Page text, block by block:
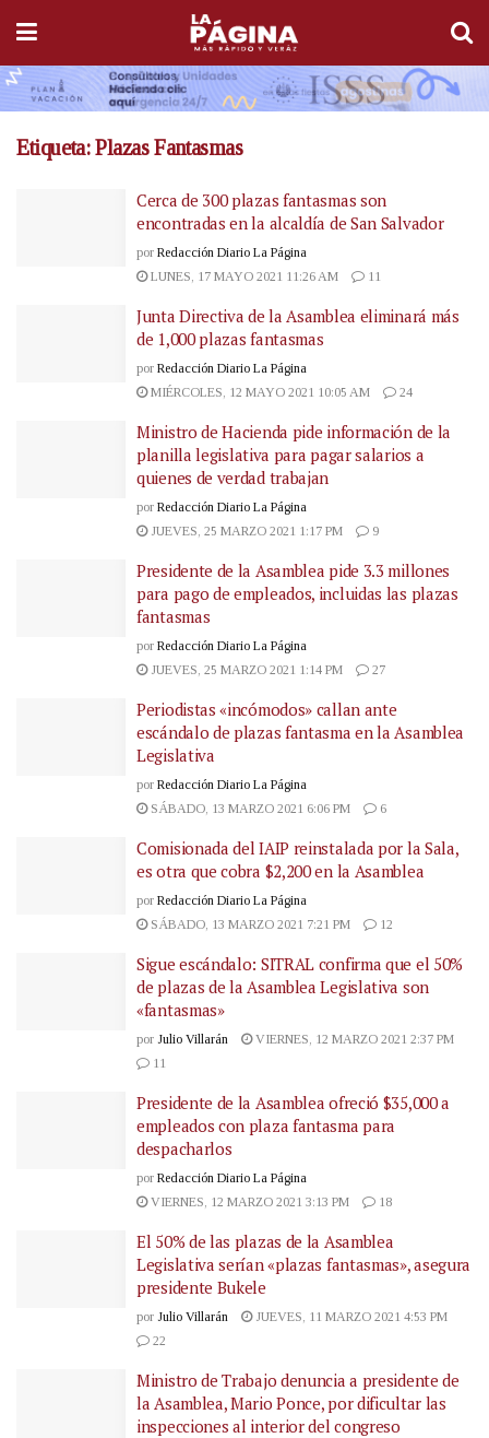
Etiqueta:Plazas Fantasmas
Cerca de 300 plazas fantasmas son
encontradas en la alcaldía de San Salvador
por Redacción Diario La Página
LUNES, 17 MAYO 2021 11:26 AM
11
Junta Directiva de la Asamblea eliminará más
de 1,000 plazas fantasmas
por Redacción Diario La Página
MIÉRCOLES, 12 MAYO 2021 10:05 AM
24
Ministro de Hacienda pide información de la
planilla legislativa para pagar salarios a
quienes de verdad trabajan
por Redacción Diario La Página
JUEVES, 25 MARZO 2021 1:17 PM
9
Presidente de la Asamblea pide 3.3 millones
para pago de empleados, incluidas las plazas
fantasmas
por Redacción Diario La Página
JUEVES, 25 MARZO 2021 1:14 PM
27
Periodistas «incómodos» callan ante
escándalo de plazas fantasma en la Asamblea
Legislativa
por Redacción Diario La Página
SÁBADO, 13 MARZO 2021 6:06 PM
6
Comisionada del IAIP reinstalada por la Sala,
es otra que cobra $2,200 en la Asamblea
por Redacción Diario La Página
SÁBADO, 13 MARZO 2021 7:21 PM
12
Sigue escándalo: SITRAL confirma que el 50%
de plazas de la Asamblea Legislativa son
«fantasmas»
por Julio Villarán
VIERNES, 12 MARZO 2021 2:37 PM
11
Presidente de la Asamblea ofreció $35,000 a
empleados con plaza fantasma para
despacharlos
por Redacción Diario La Página
VIERNES, 12 MARZO 2021 3:13 PM
18
El 50% de las plazas de la Asamblea
Legislativa serían «plazas fantasmas», asegura
presidente Bukele
por Julio Villarán
JUEVES, 11 MARZO 2021 4:53 PM
22
Ministro de Trabajo denuncia a presidente de
la Asamblea, Mario Ponce, por dificultar las
inspecciones al interior del congreso